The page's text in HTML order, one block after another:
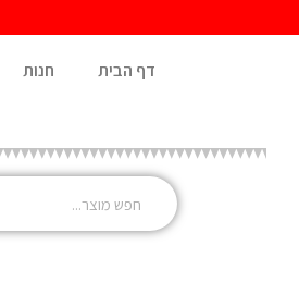
דף הבית חנות